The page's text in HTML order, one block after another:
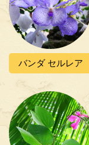
バンダ セルレア